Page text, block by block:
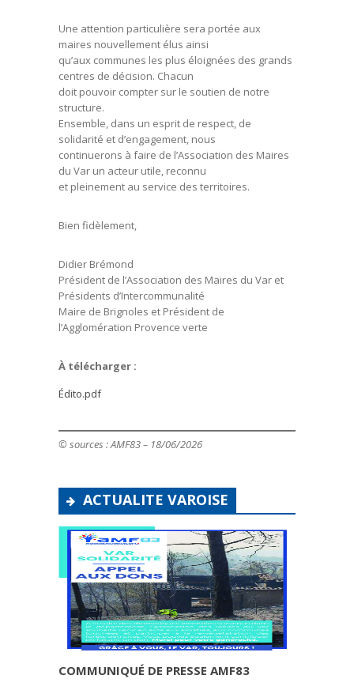
Une attention particulière sera portée aux
maires nouvellement élus ainsi
qu’aux communes les plus éloignées des grands
centres de décision. Chacun
doit pouvoir compter sur le soutien de notre
structure.
Ensemble, dans un esprit de respect, de
solidarité et d’engagement, nous
continuerons à faire de l’Association des Maires
du Var un acteur utile, reconnu
et pleinement au service des territoires.
Bien fidèlement,
Didier Brémond
Président de l’Association des Maires du Var et
Présidents d’Intercommunalité
Maire de Brignoles et Président de
l’Agglomération Provence verte
À télécharger :
Édito.pdf
© sources : AMF83– 18/06/2026
ACTUALITE VAROISE
COMMUNIQUÉ DE PRESSE AMF83